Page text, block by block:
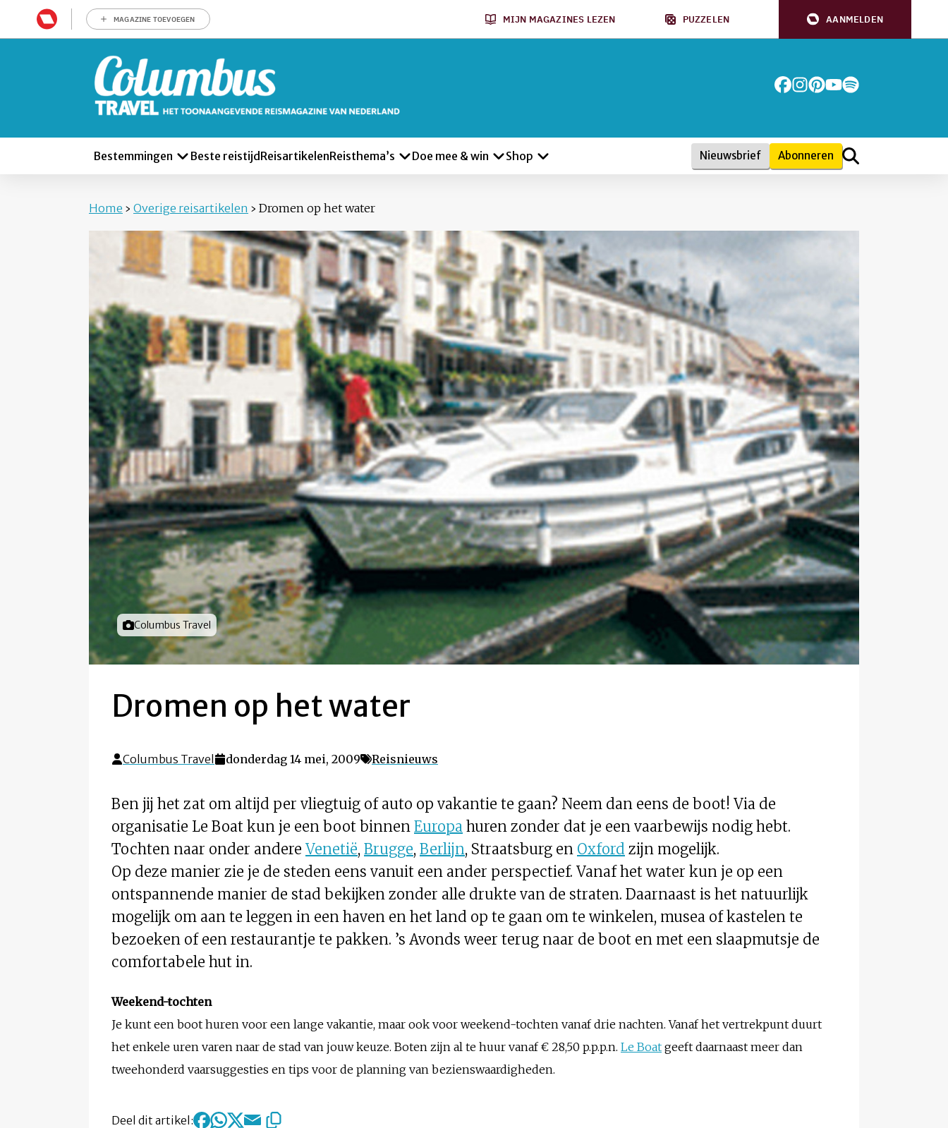
MAGAZINE TOEVOEGEN MIJN MAGAZINES LEZEN PUZZELEN AANMELDEN
Bestemmingen Beste reistijd ReisartikelenReisthema’s Doe mee & win Shop Nieuwsbrief Abonneren
Home › Overige reisartikelen › Dromen op het water
Foto door
Columbus Travel
Dromen op het water
Columbus Travel donderdag 14 mei, 2009 Reisnieuws
Ben jij het zat om altijd per vliegtuig of auto op vakantie te gaan? Neem dan eens de boot! Via de
organisatie Le Boat kun je een boot binnen Europa huren zonder dat je een vaarbewijs nodig hebt.
Tochten naar onder andere Venetië, Brugge, Berlijn, Straatsburg en Oxford zijn mogelijk.
Op deze manier zie je de steden eens vanuit een ander perspectief. Vanaf het water kun je op een
ontspannende manier de stad bekijken zonder alle drukte van de straten. Daarnaast is het natuurlijk
mogelijk om aan te leggen in een haven en het land op te gaan om te winkelen, musea of kastelen te
bezoeken of een restaurantje te pakken. ’s Avonds weer terug naar de boot en met een slaapmutsje de
comfortabele hut in.
Weekend-tochten
Je kunt een boot huren voor een lange vakantie, maar ook voor weekend-tochten vanaf drie nachten. Vanaf het vertrekpunt duurt
het enkele uren varen naar de stad van jouw keuze. Boten zijn al te huur vanaf € 28,50 p.p.p.n. Le Boat geeft daarnaast meer dan
tweehonderd vaarsuggesties en tips voor de planning van bezienswaardigheden.
Deel dit artikel: